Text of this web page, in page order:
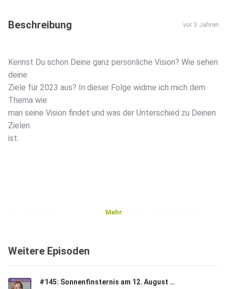
Beschreibung vor 3 Jahren
Kennst Du schon Deine ganz persönliche Vision? Wie sehen
deine
Ziele für 2023 aus? In dieser Folge widme ich mich dem
Thema wie
man seine Vision findet und was der Unterschied zu Deinen
Zielen
ist.
Wenn Du Interesse an meinem Soul Mission Mentoring
Mehr
Weitere Episoden
#145: Sonnenfinsternis am 12. August - Das kosmische Event, das du nicht ignorieren solltest